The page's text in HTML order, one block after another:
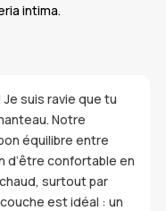
intima.
suis ravie que tu
Notre
équilibre entre
d’être confortable en
surtout par
est idéal : un